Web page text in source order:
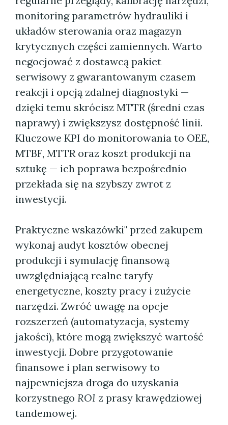
monitoring parametrów hydrauliki i
układów sterowania oraz magazyn
krytycznych części zamiennych. Warto
negocjować z dostawcą pakiet
serwisowy z gwarantowanym czasem
reakcji i opcją zdalnej diagnostyki —
dzięki temu skrócisz MTTR (średni czas
naprawy) i zwiększysz dostępność linii.
Kluczowe KPI do monitorowania to OEE,
MTBF, MTTR oraz koszt produkcji na
sztukę — ich poprawa bezpośrednio
przekłada się na szybszy zwrot z
inwestycji.
Praktyczne wskazówki" przed zakupem
wykonaj audyt kosztów obecnej
produkcji i symulację finansową
uwzględniającą realne taryfy
energetyczne, koszty pracy i zużycie
narzędzi. Zwróć uwagę na opcje
rozszerzeń (automatyzacja, systemy
jakości), które mogą zwiększyć wartość
inwestycji. Dobre przygotowanie
finansowe i plan serwisowy to
najpewniejsza droga do uzyskania
korzystnego ROI z prasy krawędziowej
tandemowej.